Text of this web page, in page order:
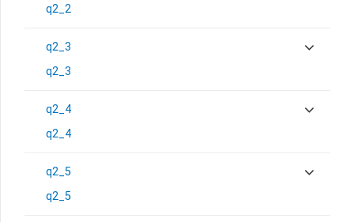
q2_2
q2_3
q2_3
q2_4
q2_4
q2_5
q2_5